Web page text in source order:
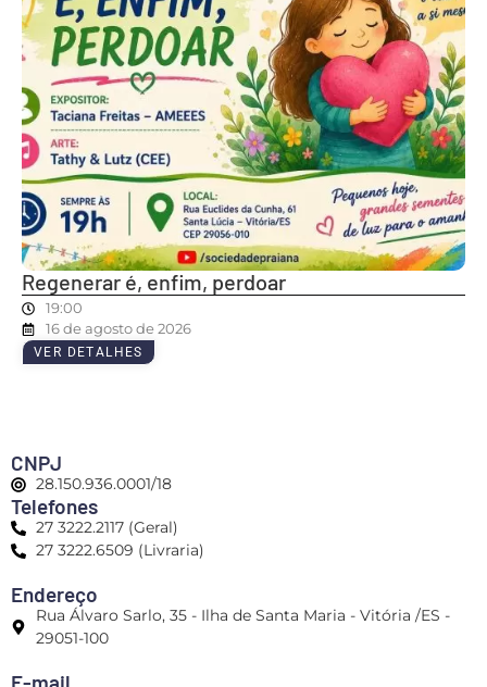
Regenerar é, enfim, perdoar
19:00
16 de agosto de 2026
VER DETALHES
CNPJ
28.150.936.0001/18
Telefones
27 3222.2117 (Geral)
27 3222.6509 (Livraria)
Endereço
Rua Álvaro Sarlo, 35 - Ilha de Santa Maria - Vitória /ES -
29051-100